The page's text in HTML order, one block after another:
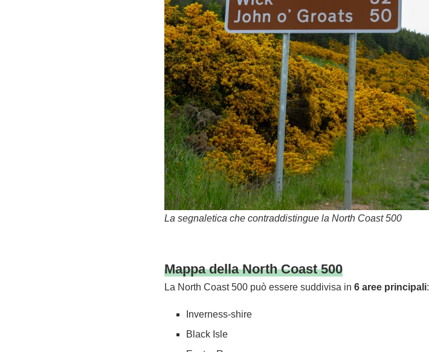
La segnaletica che contraddistingue la North Coast 500
Mappa della North Coast 500
La North Coast 500 può essere suddivisa in 6 aree principali:
Inverness-shire
Black Isle